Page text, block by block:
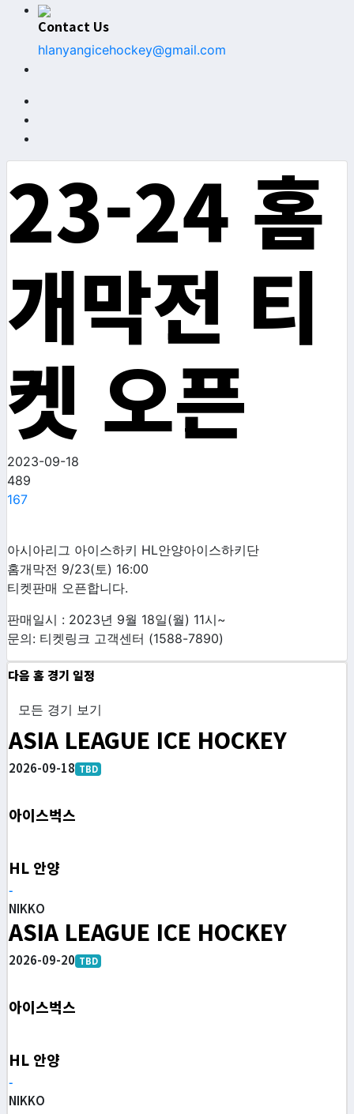
Contact Us
hlanyangicehockey@gmail.com
23-24 홈
개막전 티
켓 오픈
2023-09-18
489
167
아시아리그 아이스하키 HL안양아이스하키단
홈개막전 9/23(토) 16:00
티켓판매 오픈합니다.
판매일시 : 2023년 9월 18일(월) 11시~
문의: 티켓링크 고객센터 (1588-7890)
다음 홈 경기 일정
모든 경기 보기
ASIA LEAGUE ICE HOCKEY
2026-09-18 TBD
아이스벅스
HL 안양
-
NIKKO
ASIA LEAGUE ICE HOCKEY
2026-09-20 TBD
아이스벅스
HL 안양
-
NIKKO